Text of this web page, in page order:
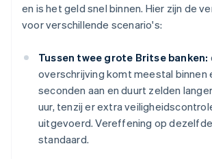
en is het geld snel binnen. Hier zijn de
voor verschillende scenario's:
Tussen twee grote Britse banken:
overschrijving komt meestal binnen
seconden aan en duurt zelden
uur, tenzij er extra
uitgevoerd. Vereffening op
standaard.